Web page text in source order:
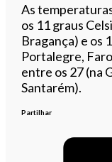
As
os 11 graus
Bragança) e os
Portalegre,
entre os 27 (na
Santarém).
Partilhar